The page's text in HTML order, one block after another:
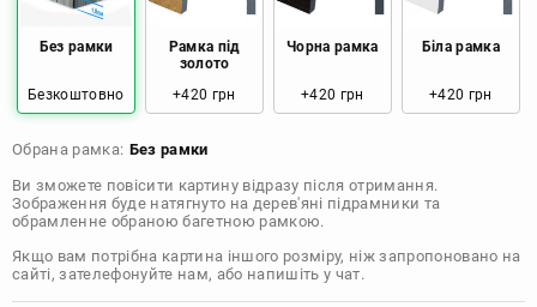
Без рамки
Безкоштовно
Рамка під
золото
+420 грн
Чорна рамка
+420 грн
Біла рамка
+420 грн
Обрана рамка: Без рамки
Ви зможете повісити картину відразу після отримання.
Зображення буде натягнуто на дерев'яні підрамники та
обрамленне обраною багетною рамкою.
Якщо вам потрібна картина іншого розміру, ніж запропоновано на
сайті, зателефонуйте нам, або напишіть у чат.